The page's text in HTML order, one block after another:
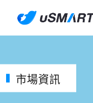
市場資訊